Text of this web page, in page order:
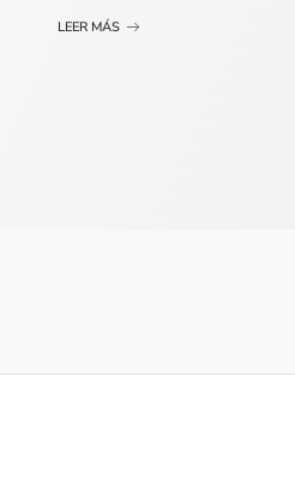
LEER MÁS